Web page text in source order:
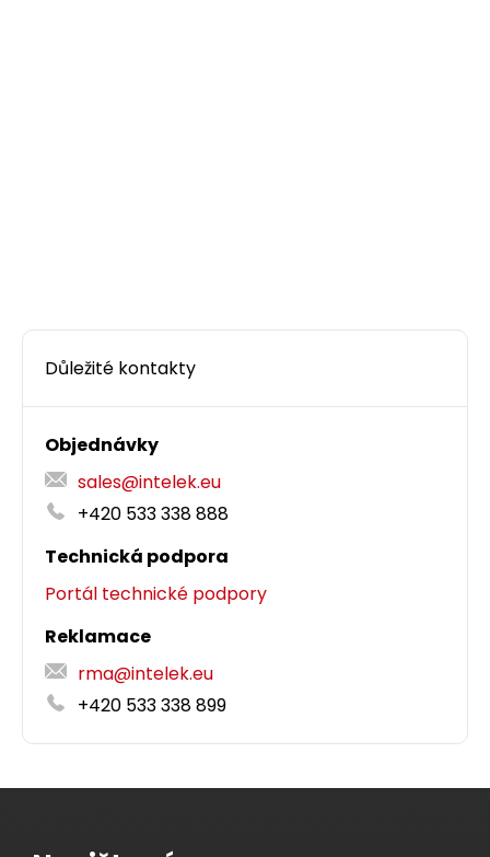
Důležité kontakty
Objednávky
sales@intelek.eu
+420 533 338 888
Technická podpora
Portál technické podpory
Reklamace
rma@intelek.eu
+420 533 338 899